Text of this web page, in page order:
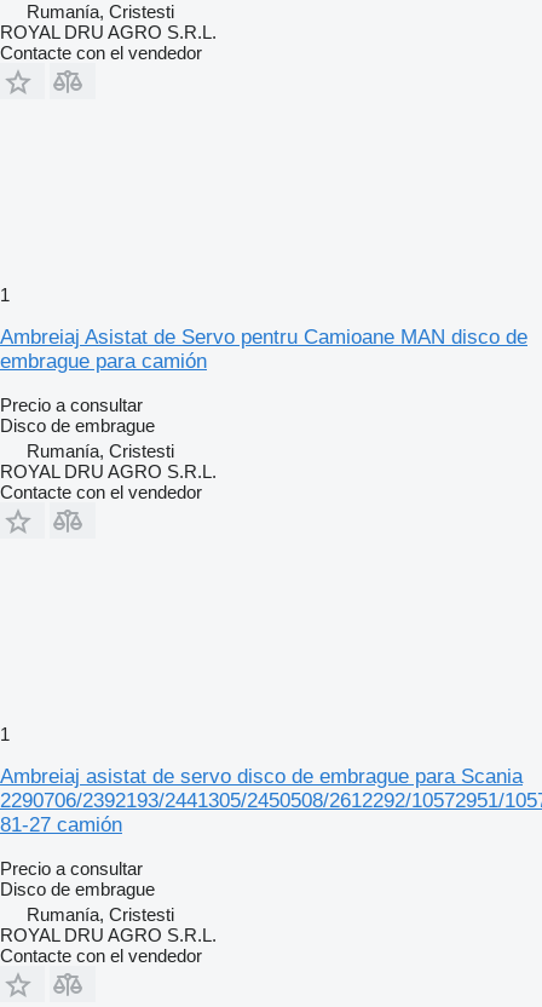
Rumanía, Cristesti
ROYAL DRU AGRO S.R.L.
Contacte con el vendedor
1
Ambreiaj Asistat de Servo pentru Camioane MAN disco de
embrague para camión
Precio a consultar
Disco de embrague
Rumanía, Cristesti
ROYAL DRU AGRO S.R.L.
Contacte con el vendedor
1
Ambreiaj asistat de servo disco de embrague para Scania
2290706/2392193/2441305/2450508/2612292/10572951/
81-27 camión
Precio a consultar
Disco de embrague
Rumanía, Cristesti
ROYAL DRU AGRO S.R.L.
Contacte con el vendedor